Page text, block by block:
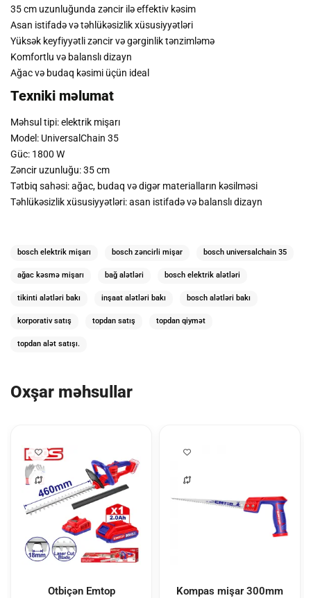
35 cm uzunluğunda zəncir ilə effektiv kəsim
Asan istifadə və təhlükəsizlik xüsusiyyətləri
Yüksək keyfiyyətli zəncir və gərginlik tənzimləmə
Komfortlu və balanslı dizayn
Ağac və budaq kəsimi üçün ideal
Texniki məlumat
Məhsul tipi: elektrik mişarı
Model: UniversalChain 35
Güc: 1800 W
Zəncir uzunluğu: 35 cm
Tətbiq sahəsi: ağac, budaq və digər materialların kəsilməsi
Təhlükəsizlik xüsusiyyətləri: asan istifadə və balanslı dizayn
bosch elektrik mişarı bosch zəncirli mişar bosch universalchain 35
ağac kəsmə mişarı bağ alətləri bosch elektrik alətləri
tikinti alətləri bakı inşaat alətləri bakı bosch alətləri bakı
korporativ satış topdan satış topdan qiymət
topdan alət satışı.
Oxşar məhsullar
Otbiçən Emtop
Kompas mişar 300mm